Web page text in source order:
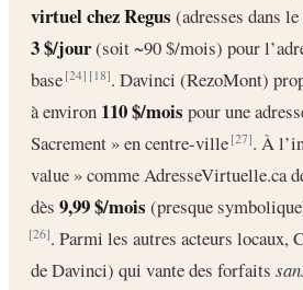
virtuel chez Regus (adresses dans
3 $/jour(soit ~90 $/mois) pour
base[24] [18]. Davinci (RezoMont)
à environ 110 $/mois pour une
Sacrement » en centre-ville[27]. À
value » comme AdresseVirtuelle.ca
dès 9,99 $/mois (presque
[26]. Parmi les autres acteurs locaux,
de Davinci) qui vante des forfaits